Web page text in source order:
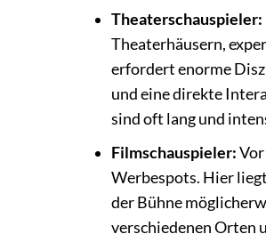
Theaterschauspieler:
Theaterhäusern,
erfordert enorme
und eine direkte
sind oft lang und
Filmschauspieler:
Werbespots. Hier
der Bühne
verschiedenen Orten